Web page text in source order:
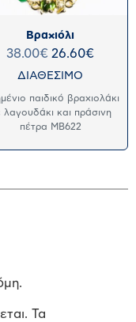
Βραχιόλι
38.00€ 26.60€
ΔΙΑΘΕΣΙΜΟ
παιδικό βραχιολάκι
λαγουδάκι και πράσινη
πέτρα MB622
Τα